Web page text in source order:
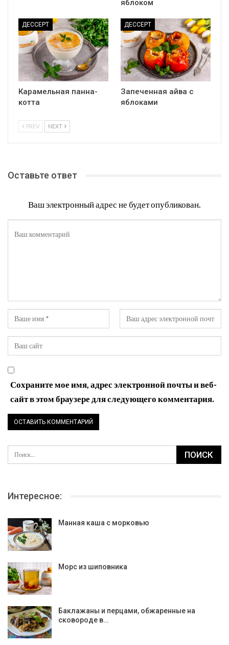
яблоком
ДЕССЕРТ
Карамельная панна-
котта
ДЕССЕРТ
Запеченная айва с
яблоками
PREV NEXT
Оставьте ответ
Ваш электронный адрес не будет опубликован.
Сохраните мое имя, адрес электронной почты и веб-
сайт в этом браузере для следующего комментария.
Интересное:
Манная каша с морковью
Морс из шиповника
Баклажаны и перцами, обжаренные на
сковороде в…